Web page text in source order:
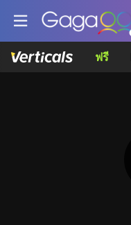
ฟรี